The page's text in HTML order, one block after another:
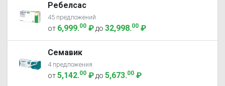
Ребелсас
45 предложений
от 6,999.00 ₽ до 32,998.00 ₽
Семавик
4 предложения
от5,142.00 ₽ до 5,673.00 ₽